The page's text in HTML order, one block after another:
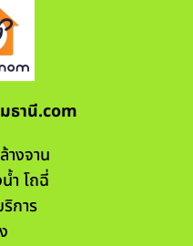
ธานี.com
างจาน
ำ โถฉี่
การ